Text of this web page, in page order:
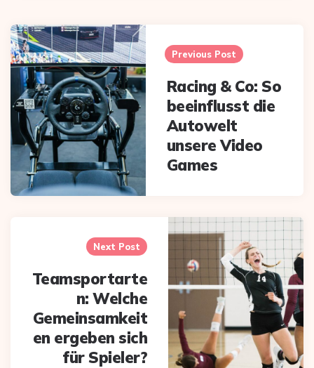
Post
navigation
Previous Post
Racing & Co: So
beeinflusst die
Autowelt
unsere Video
Games
Next Post
Teamsportarte
n: Welche
Gemeinsamkeit
en ergeben sich
für Spieler?